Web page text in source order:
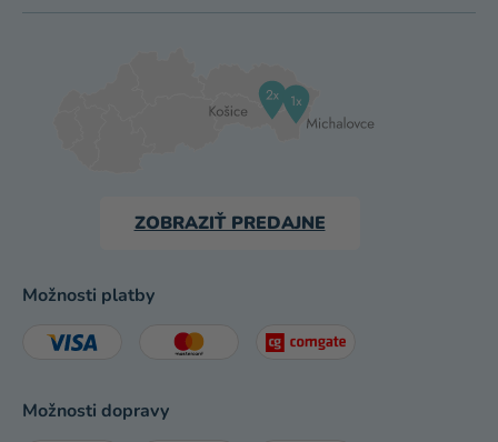
ZOBRAZIŤ PREDAJNE
Možnosti platby
Možnosti dopravy